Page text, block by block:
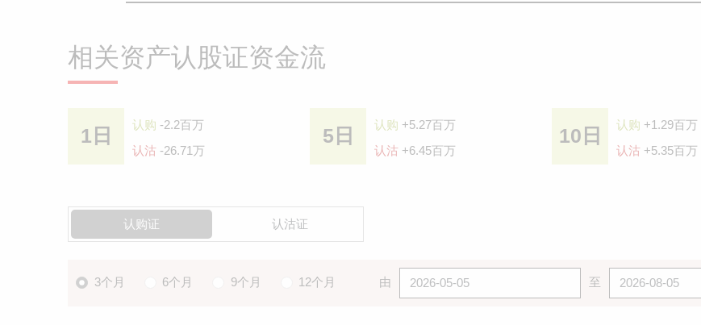
相关资产认股证资金流
1日 认购 -2.2百万
认沽 -26.71万
5日 认购 +5.27百万
认沽 +6.45百万
10日 认购 +1.29百万
认沽 +5.35百万
认购证 认沽证
3个月 6个月 9个月 12个月 由 至